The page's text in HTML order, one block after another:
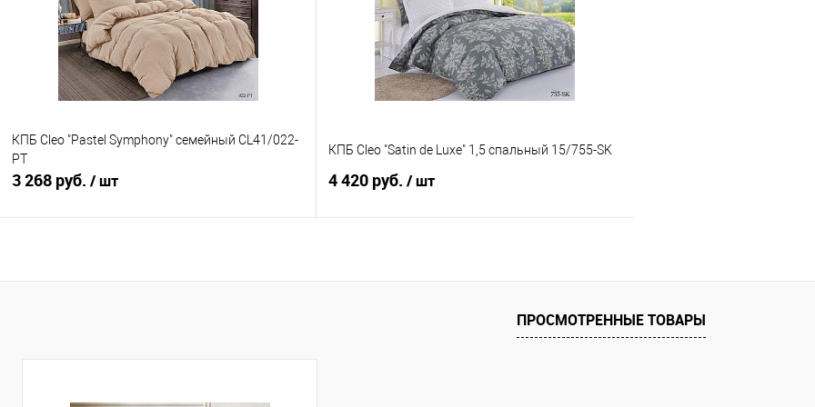
В избранное
В наличии
В избранное
В наличии
КПБ Cleo "Pastel Symphony" семейный CL41/022-
PT
3 268 руб. / шт
КПБ Cleo "Satin de Luxe" 1,5 спальный 15/755-SK
4 420 руб. / шт
ПРОСМОТРЕННЫЕ ТОВАРЫ